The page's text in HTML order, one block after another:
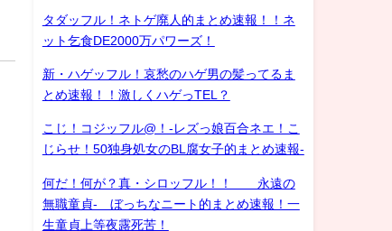
タダッフル！ネトゲ廃人的まとめ速報！！ネ
ット乞食DE2000万パワーズ！
新・ハゲッフル！哀愁のハゲ男の髪ってるま
とめ速報！！激しくハゲっTEL？
こじ！コジッフル@！-レズっ娘百合ネエ！こ
じらせ！50独身処女のBL腐女子的まとめ速報-
何だ！何が？真・シロッフル！！ 永遠の
無職童貞- ぼっちなニート的まとめ速報！一
生童貞上等夜露死苦！